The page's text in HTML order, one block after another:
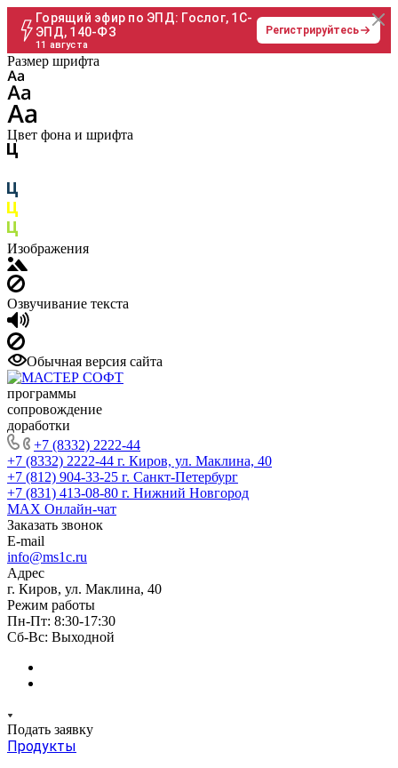
Горящий эфир по ЭПД: Гослог, 1С-
ЭПД, 140-ФЗ
11 августа
Регистрируйтесь
Размер шрифта
Цвет фона и шрифта
Изображения
Озвучивание текста
Обычная версия сайта
программы
сопровождение
доработки
+7 (8332) 2222-44
+7 (8332) 2222-44 г. Киров, ул. Маклина, 40
+7 (812) 904-33-25 г. Санкт-Петербург
+7 (831) 413-08-80 г. Нижний Новгород
MAX Онлайн-чат
Заказать звонок
E-mail
info@ms1c.ru
Адрес
г. Киров, ул. Маклина, 40
Режим работы
Пн-Пт: 8:30-17:30
Cб-Вс: Выходной
Подать заявку
Продукты